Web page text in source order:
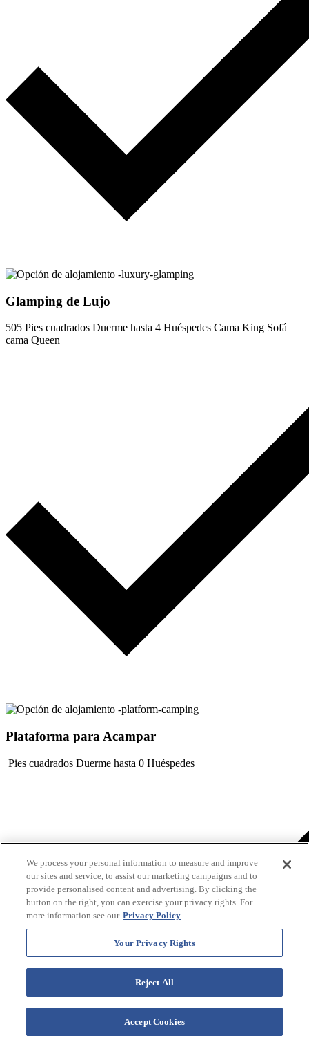
Glamping de Lujo
505 Pies cuadrados Duerme hasta 4 Huéspedes Cama King Sofá
cama Queen
Plataforma para Acampar
Pies cuadrados Duerme hasta 0 Huéspedes
We process your personal information to measure and improve
our sites and service, to assist our marketing campaigns and to
provide personalised content and advertising. By clicking the
button on the right, you can exercise your privacy rights. For
more information see our Privacy Policy
Your Privacy Rights
Reject All
Accept Cookies